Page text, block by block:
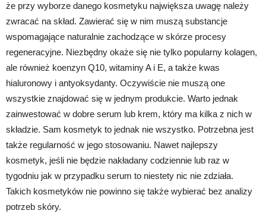
że przy wyborze danego kosmetyku największa uwagę należy
zwracać na skład. Zawierać się w nim muszą substancje
wspomagające naturalnie zachodzące w skórze procesy
regeneracyjne. Niezbędny okaże się nie tylko popularny kolagen,
ale również koenzyn Q10, witaminy A i E, a także kwas
hialuronowy i antyoksydanty. Oczywiście nie muszą one
wszystkie znajdować się w jednym produkcie. Warto jednak
zainwestować w dobre serum lub krem, który ma kilka z nich w
składzie. Sam kosmetyk to jednak nie wszystko. Potrzebna jest
także regularność w jego stosowaniu. Nawet najlepszy
kosmetyk, jeśli nie będzie nakładany codziennie lub raz w
tygodniu jak w przypadku serum to niestety nic nie zdziała.
Takich kosmetyków nie powinno się także wybierać bez analizy
potrzeb skóry.